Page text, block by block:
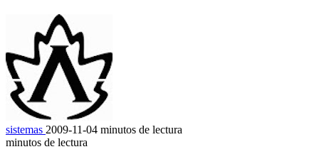
sistemas 2009-11-04 minutos de lectura
minutos de lectura